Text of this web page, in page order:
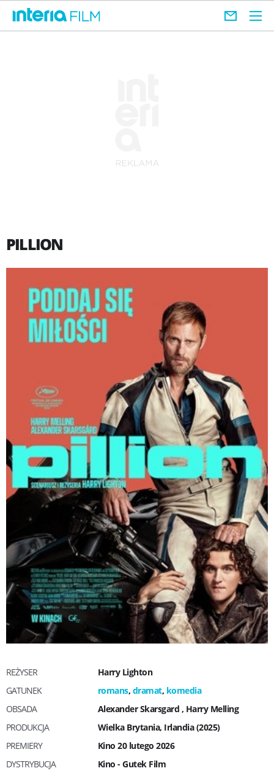
PILLION
REŻYSER
Harry Lighton
GATUNEK
romans, dramat, komedia
OBSADA
Alexander Skarsgard , Harry Melling
PRODUKCJA
Wielka Brytania, Irlandia (2025)
PREMIERY
Kino 20 lutego 2026
DYSTRYBUCJA
Kino - Gutek Film